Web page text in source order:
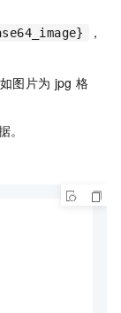
，
图片为 jpg 格
。